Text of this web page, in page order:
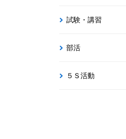
試験・講習
部活
５Ｓ活動